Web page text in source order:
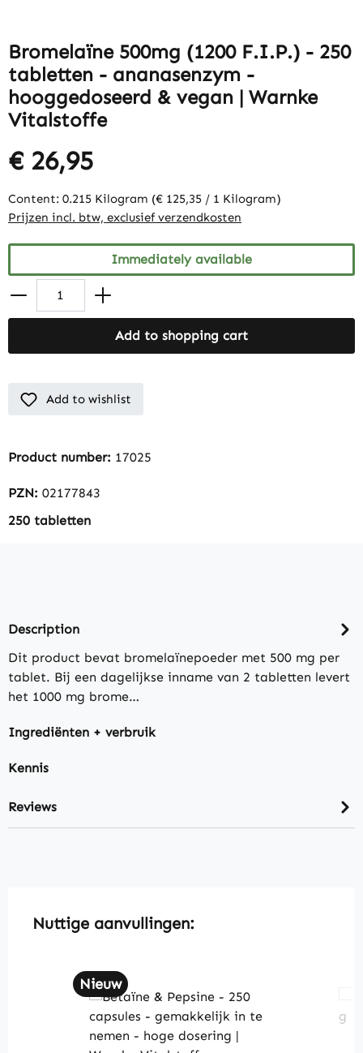
Bromelaïne 500mg (1200 F.I.P.) - 250
tabletten - ananasenzym -
hooggedoseerd & vegan | Warnke
Vitalstoffe
€ 26,95
Content: 0.215 Kilogram (€ 125,35 / 1 Kilogram)
Prijzen incl. btw, exclusief verzendkosten
Immediately available
Add to shopping cart
Add to wishlist
Product number: 17025
PZN: 02177843
250 tabletten
Description
Dit product bevat bromelaïnepoeder met 500 mg per
tablet. Bij een dagelijkse inname van 2 tabletten levert
het 1000 mg brome…
Ingrediënten + verbruik
Kennis
Reviews
Skip product gallery
Nuttige aanvullingen:
Nieuw